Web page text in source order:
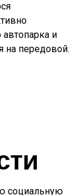
и
на передовой.
социальную